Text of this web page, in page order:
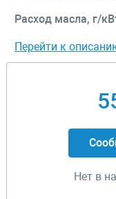
Расход масла, г/
Перейти к
Нет в